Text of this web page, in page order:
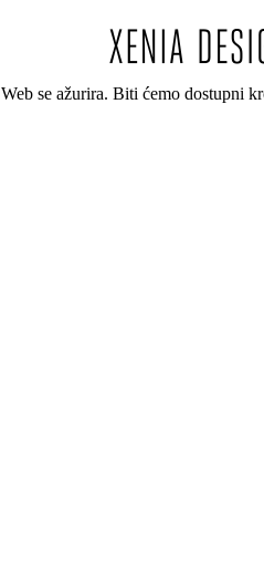
Web se ažurira. Biti ćemo dostupni